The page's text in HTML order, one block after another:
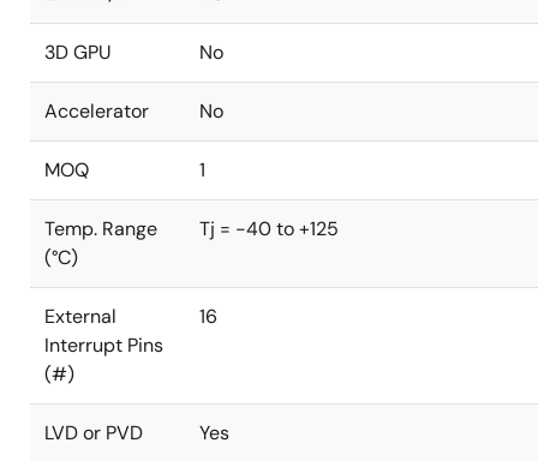
3D GPU No
Accelerator No
MOQ 1
Temp. Range
(°C)
Tj = -40 to +125
External
Interrupt Pins
(#)
16
LVD or PVD Yes